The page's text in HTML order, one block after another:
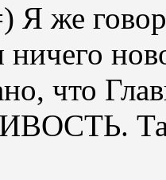
Я же
что